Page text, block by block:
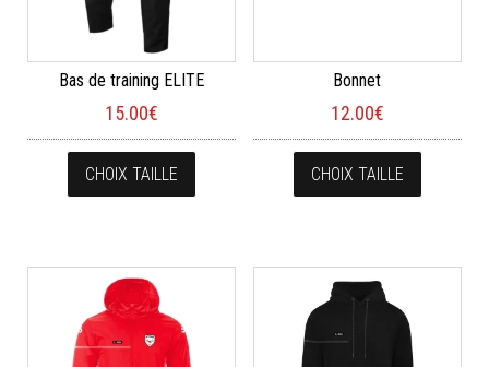
Bas de training ELITE
15.00€
CHOIX TAILLE
Ce produit a plusieurs variations. Les
Bonnet
12.00€
CHOIX TAILLE
Ce